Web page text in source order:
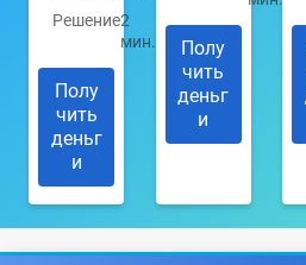
Решение2
мин.
Полу
чить
деньг
и
Полу
чить
деньг
и